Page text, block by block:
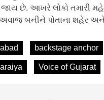
છે. આખરે લોકો તમારી
બનીને પોતાના શહેર
backstage anchor
Voice of Gujarat